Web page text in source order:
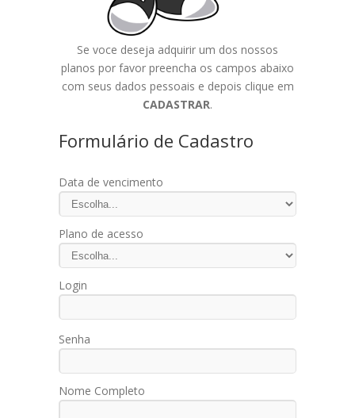
Se voce deseja adquirir um dos nossos
planos por favor preencha os campos abaixo
com seus dados pessoais e depois clique em
CADASTRAR.
Formulário de Cadastro
Data de vencimento
Plano de acesso
Login
Senha
Nome Completo